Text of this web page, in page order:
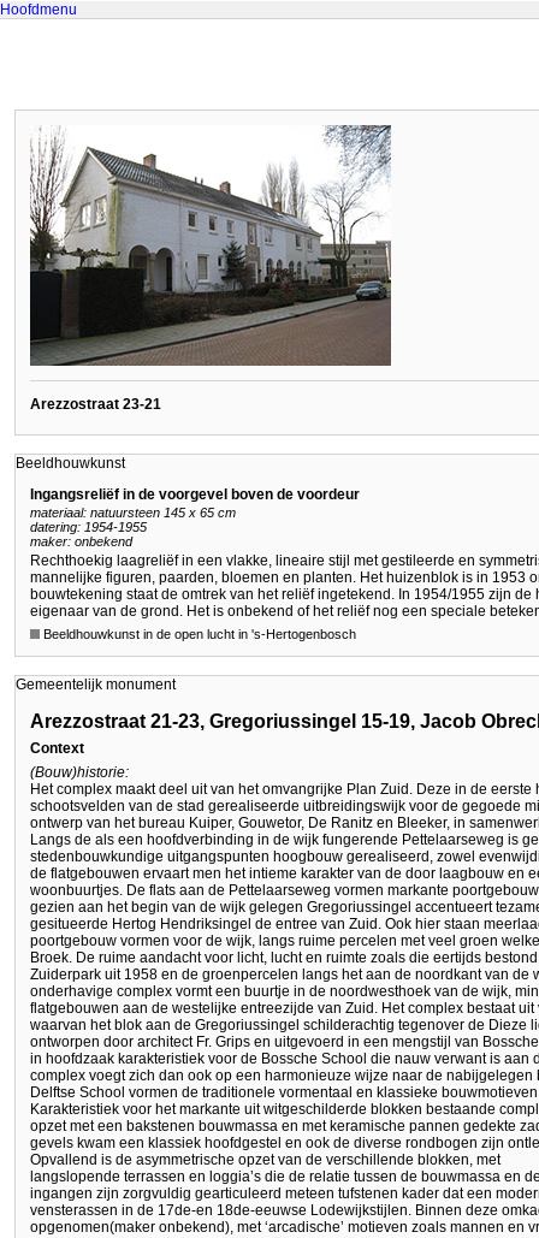
Hoofdmenu
Arezzostraat 23-21
Beeldhouwkunst
Ingangsreliëf in de voorgevel boven de voordeur
materiaal: natuursteen 145 x 65 cm
datering: 1954-1955
maker: onbekend
Rechthoekig laagreliëf in een vlakke, lineaire stijl met gestileerde en
mannelijke figuren, paarden, bloemen en planten. Het huizenblok is in 1953
bouwtekening staat de omtrek van het reliëf ingetekend. In 1954/1955 zijn
eigenaar van de grond. Het is onbekend of het reliëf nog een speciale
Beeldhouwkunst in de open lucht in 's-Hertogenbosch
Gemeentelijk monument
Arezzostraat 21-23, Gregoriussingel 15-19, Jacob
Context
(Bouw)historie:
Het complex maakt deel uit van het omvangrijke Plan Zuid. Deze in de
schootsvelden van de stad gerealiseerde uitbreidingswijk voor de gegoede
ontwerp van het bureau Kuiper, Gouwetor, De Ranitz en Bleeker, in
Langs de als een hoofdverbinding in de wijk fungerende Pettelaarseweg is
stedenbouwkundige uitgangspunten hoogbouw gerealiseerd, zowel
de flatgebouwen ervaart men het intieme karakter van de door laagbouw en
woonbuurtjes. De flats aan de Pettelaarseweg vormen markante
gezien aan het begin van de wijk gelegen Gregoriussingel accentueert
gesitueerde Hertog Hendriksingel de entree van Zuid. Ook hier staan
poortgebouw vormen voor de wijk, langs ruime percelen met veel groen
Broek. De ruime aandacht voor licht, lucht en ruimte zoals die eertijds
Zuiderpark uit 1958 en de groenpercelen langs het aan de noordkant van de
onderhavige complex vormt een buurtje in de noordwesthoek van de wijk, min
flatgebouwen aan de westelijke entreezijde van Zuid. Het complex bestaat
waarvan het blok aan de Gregoriussingel schilderachtig tegenover de Dieze
ontworpen door architect Fr. Grips en uitgevoerd in een mengstijl van
in hoofdzaak karakteristiek voor de Bossche School die nauw verwant is aan
complex voegt zich dan ook op een harmonieuze wijze naar de
Delftse School vormen de traditionele vormentaal en klassieke
Karakteristiek voor het markante uit witgeschilderde blokken bestaande
opzet met een bakstenen bouwmassa en met keramische pannen gedekte
gevels kwam een klassiek hoofdgestel en ook de diverse rondbogen zijn
Opvallend is de asymmetrische opzet van de verschillende blokken, met
langslopende terrassen en loggia’s die de relatie tussen de bouwmassa en
ingangen zijn zorgvuldig gearticuleerd meteen tufstenen kader dat een
vensterassen in de 17de-en 18de-eeuwse Lodewijkstijlen. Binnen deze
opgenomen(maker onbekend), met ‘arcadische’ motieven zoals mannen en